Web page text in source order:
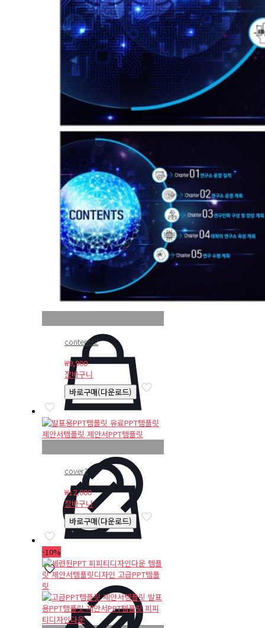
contents2
₩9,900
장바구니
바로구매(다운로드)
cover2
₩12,000
장바구니
바로구매(다운로드)
-10%